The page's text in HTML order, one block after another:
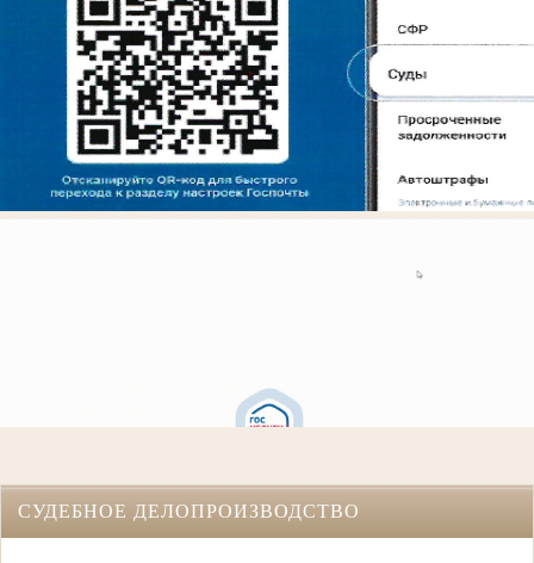
СУДЕБНОЕ ДЕЛОПРОИЗВОДСТВО